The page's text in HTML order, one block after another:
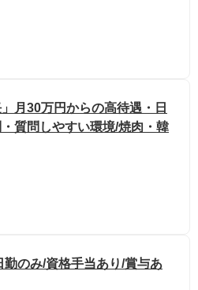
月30万円からの高待遇・日
質問しやすい環境/焼肉・韓
のみ/資格手当あり/賞与あ